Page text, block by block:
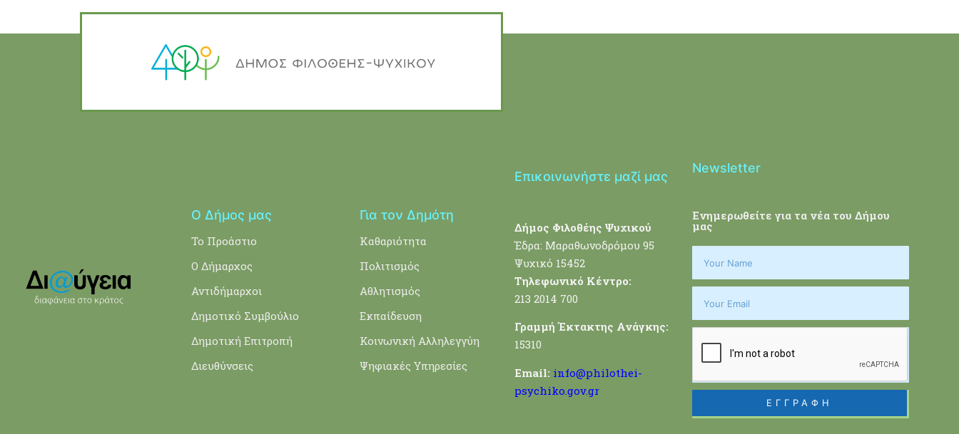
Ο Δήμος μας
Το Προάστιο
Ο Δήμαρχος
Αντιδήμαρχοι
Δημοτικό Συμβούλιο
Δημοτική Επιτροπή
Διευθύνσεις
Για τον Δημότη
Καθαριότητα
Πολιτισμός
Αθλητισμός
Εκπαίδευση
Κοινωνική Αλληλεγγύη
Ψηφιακές Υπηρεσίες
Επικοινωνήστε μαζί μας
Δήμος Φιλοθέης Ψυχικού
Έδρα: Μαραθωνοδρόμου 95
Ψυχικό 15452
Τηλεφωνικό Κέντρο:
213 2014 700
Γραμμή Έκτακτης Ανάγκης:
15310
Email: info@philothei-
psychiko.gov.gr
Newsletter
Ενημερωθείτε για τα νέα του Δήμου
μας
ΕΓΓΡΑΦΗ